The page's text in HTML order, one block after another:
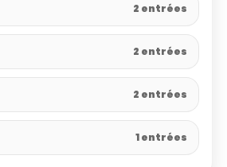
2 entrées
2 entrées
2 entrées
1 entrées